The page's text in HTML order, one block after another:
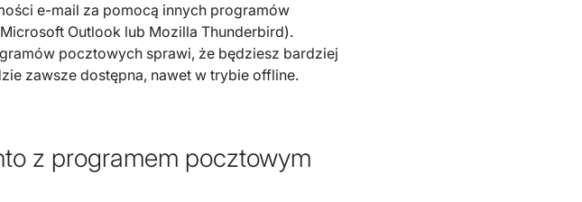
e-mail za pomocą innych programów
Outlook lub Mozilla Thunderbird).
pocztowych sprawi, że będziesz bardziej
zawsze dostępna, nawet w trybie offline.
z programem pocztowym